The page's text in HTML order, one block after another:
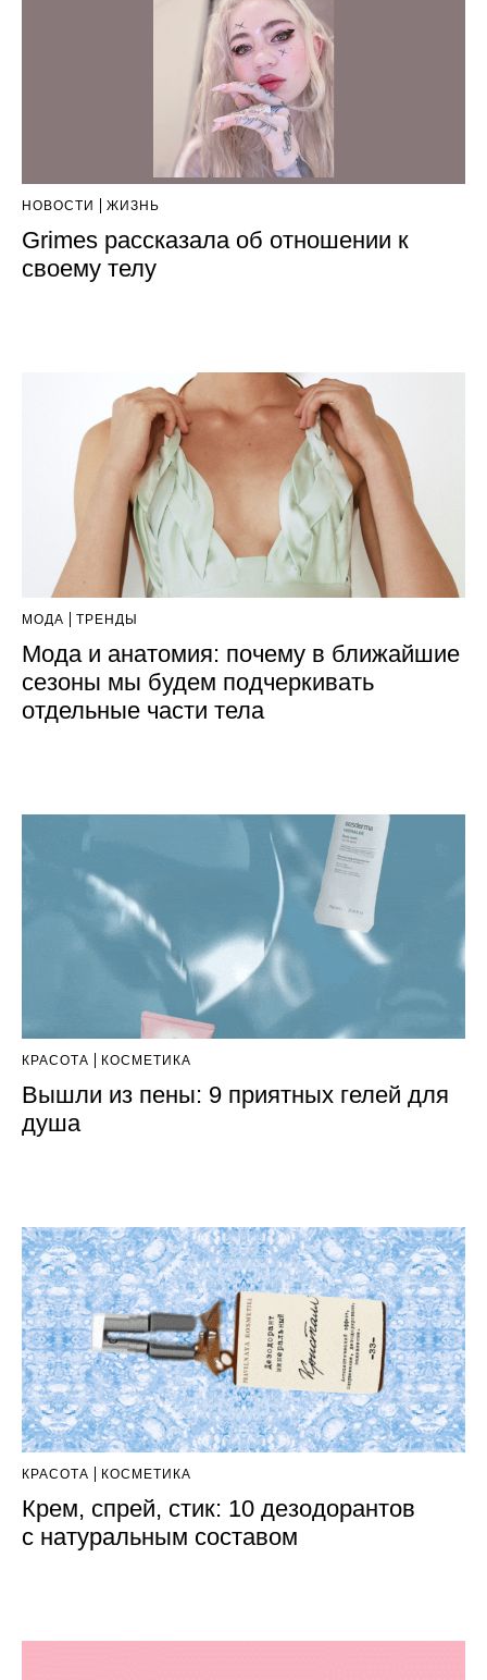
НОВОСТИ ЖИЗНЬ
Grimes рассказала об отношении к
своему телу
МОДА ТРЕНДЫ
Мода и анатомия: почему в ближайшие
сезоны мы будем подчеркивать
отдельные части тела
КРАСОТА КОСМЕТИКА
Вышли из пены: 9 приятных гелей для
душа
КРАСОТА КОСМЕТИКА
Крем, спрей, стик: 10 дезодорантов
с натуральным составом